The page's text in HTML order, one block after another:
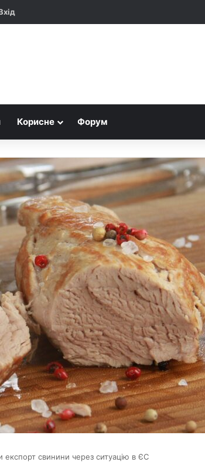
Корисне Форум
експорт свинини через ситуацію в ЄС